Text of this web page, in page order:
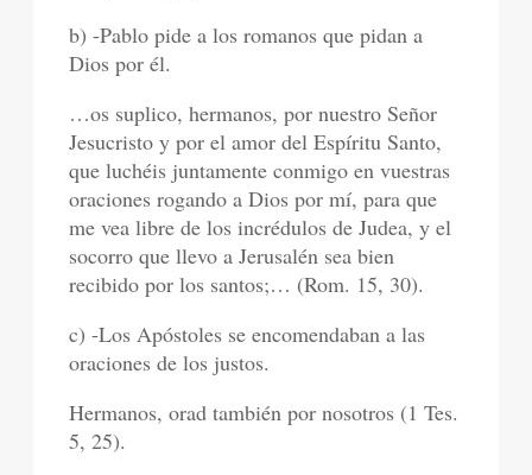
b) -Pablo pide a los romanos que pidan a
Dios por él.
…os suplico, hermanos, por nuestro Señor
Jesucristo y por el amor del Espíritu Santo,
que luchéis juntamente conmigo en vuestras
oraciones rogando a Dios por mí, para que
me vea libre de los incrédulos de Judea, y el
socorro que llevo a Jerusalén sea bien
recibido por los santos;… (Rom. 15, 30).
c) -Los Apóstoles se encomendaban a las
oraciones de los justos.
Hermanos, orad también por nosotros (1 Tes.
5, 25).